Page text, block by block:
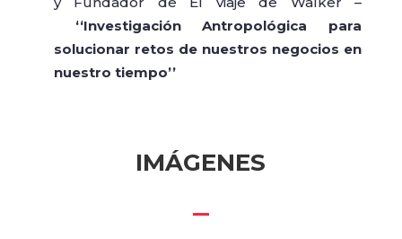
‘‘Investigación Antropológica para
solucionar retos de nuestros negocios en
nuestro tiempo’’
IMÁGENES